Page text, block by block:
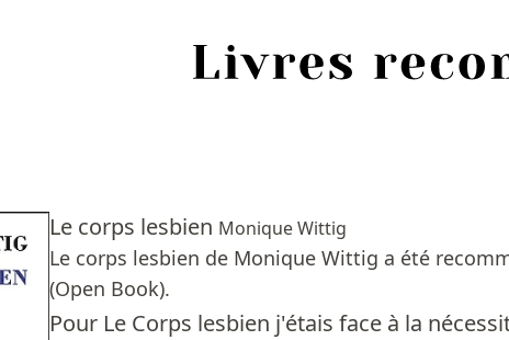
Le corps lesbien Monique Wittig
Le corps lesbien de Monique Wittig a été
(Open Book).
Pour Le Corps lesbien j'étais face à la